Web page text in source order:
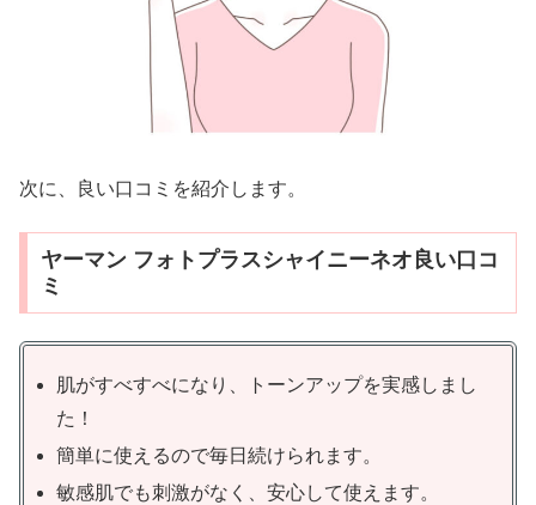
次に、良い口コミを紹介します。
ヤーマン フォトプラスシャイニーネオ良い口コ
ミ
肌がすべすべになり、トーンアップを実感しまし
た！
簡単に使えるので毎日続けられます。
敏感肌でも刺激がなく、安心して使えます。